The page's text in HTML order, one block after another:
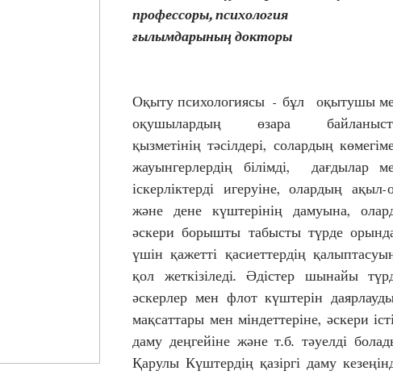
профессоры, психология
ғылымдарының докторы
Оқыту психологиясы  - бұл
оқытушы
оқушылардың өзара
қызметінің тәсілдері, солардың
жауынгерлердің білімді,  дағдылар
іскерліктерді игеруіне, олардың ақыл-
және дене күштерінің дамуына,
әскери борышты табысты түрде
үшін қажетті қасиеттердің
қол жеткізіледі. Әдістер шынайы
әскерлер мен флот күштерін
мақсаттары мен міндеттеріне, әскери
даму деңгейіне және т.б. тәуелді
Қарулы Күштердің қазіргі даму